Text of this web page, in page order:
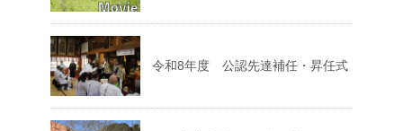
令和8年度 公認先達補任・昇任式